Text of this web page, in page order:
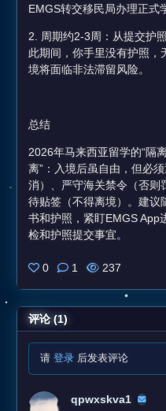
EMGS转交移民局办理正式
2. 周期约2-3周：从提交护
此期间，你手里没有护照，
境将面临非法滞留风险。
总结
2026年马来西亚留学的“隔
离”：入境后虽自由，但必
消）、严守海关禁令（否则
待贴签（不得离境）。建议
书和护照，紧盯EMGS App
检和护照提交事宜。
0 1 237
评论 (1)
请 登录 后发表评论
qpwxskva1